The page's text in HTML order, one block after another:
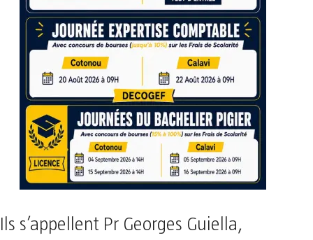
Ils s’appellent Pr Georges Guiella,